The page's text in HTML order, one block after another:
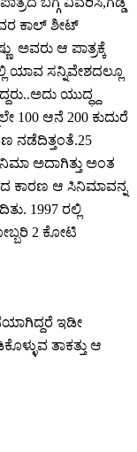
ಕಾಲ್ ಶೀಟ್
ಅವರು ಆ ಪಾತ್ರಕ್ಕೆ
ಯಾವ ಸನ್ನಿವೇಶದಲ್ಲೂ
ಯುದ್ಧ್ದ
100 ಆನೆ 200 ಕುದುರೆ
ನಡೆದಿತ್ತಂತೆ.25
ಅದಾಗಿತ್ತು ಅಂತ
ಕಾರಣ ಆ ಸಿನಿಮಾವನ್ನ
1997 ರಲ್ಲಿ
2 ಕೋಟಿ
ಇಡೀ
ತಾಕತ್ತು ಆ